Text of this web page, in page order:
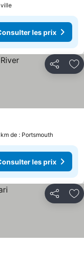
ville
les prix
Partager
de : Portsmouth
les prix
Partager